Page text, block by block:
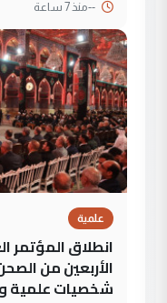
--منذ 7 ساعة
علمية
انطلاق المؤتمر
الأربعين من
شخصيات علمية